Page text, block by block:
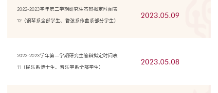
2022-2023学年第二学期研究生答辩拟定时间表
12（钢琴系全部学生、管弦系作曲系部分学生）
2023.05.09
2022-2023学年第二学期研究生答辩拟定时间表
11（民乐系博士生、音乐学系全部学生）
2023.05.08